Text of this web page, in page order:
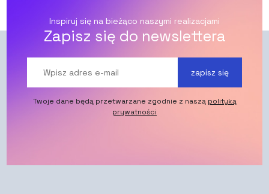
Inspiruj się na bieżąco naszymi realizacjami
Zapisz się do newslettera
zapisz się
Twoje dane będą przetwarzane zgodnie z naszą polityką
prywatności